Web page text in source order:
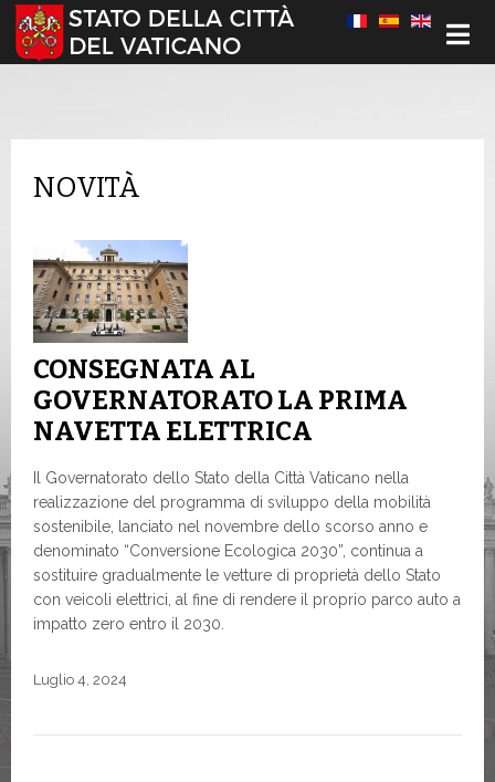
Seleziona la tua lingua
NOVITÀ
CONSEGNATA AL
GOVERNATORATO LA PRIMA
NAVETTA ELETTRICA
Il Governatorato dello Stato della Città Vaticano nella
realizzazione del programma di sviluppo della mobilità
sostenibile, lanciato nel novembre dello scorso anno e
denominato “Conversione Ecologica 2030”, continua a
sostituire gradualmente le vetture di proprietà dello Stato
con veicoli elettrici, al fine di rendere il proprio parco auto a
impatto zero entro il 2030.
Luglio 4, 2024